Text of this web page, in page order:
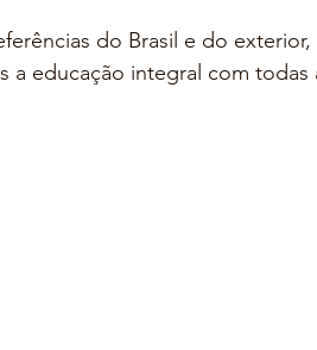
do Brasil e do
a educação integral com todas